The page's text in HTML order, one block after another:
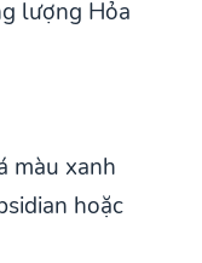
lượng Hỏa
màu xanh
hoặc